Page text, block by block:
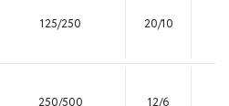
125/250 20/10